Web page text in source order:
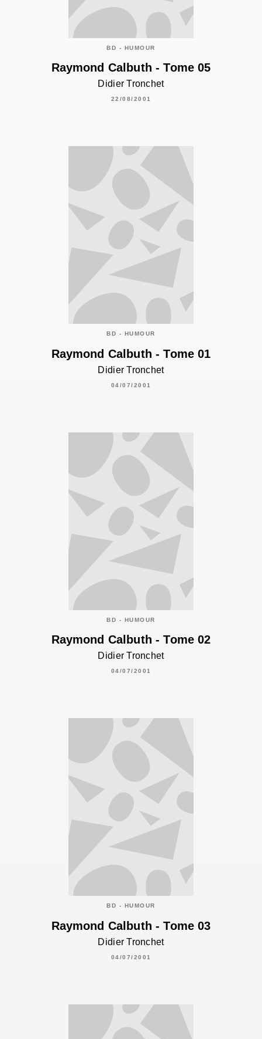
BD - HUMOUR
Raymond Calbuth - Tome 05
Didier Tronchet
22/08/2001
BD - HUMOUR
Raymond Calbuth - Tome 01
Didier Tronchet
04/07/2001
BD - HUMOUR
Raymond Calbuth - Tome 02
Didier Tronchet
04/07/2001
BD - HUMOUR
Raymond Calbuth - Tome 03
Didier Tronchet
04/07/2001